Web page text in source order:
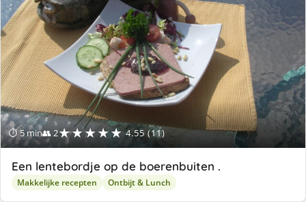
⏱ 5 min👥 2★★★★★ 4.55 (11)
Een lentebordje op de boerenbuiten .
Makkelijke recepten Ontbijt & Lunch